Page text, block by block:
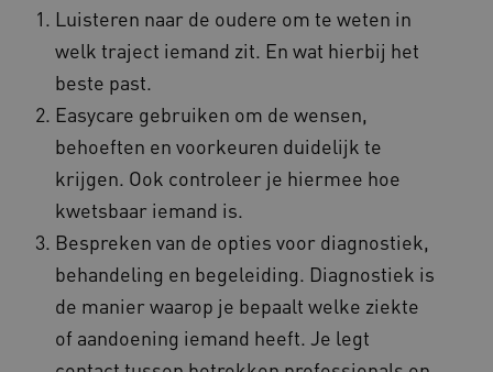
Luisteren naar de oudere om te weten in
welk traject iemand zit. En wat hierbij het
beste past.
Easycare gebruiken om de wensen,
behoeften en voorkeuren duidelijk te
krijgen. Ook controleer je hiermee hoe
kwetsbaar iemand is.
Bespreken van de opties voor diagnostiek,
behandeling en begeleiding. Diagnostiek is
de manier waarop je bepaalt welke ziekte
of aandoening iemand heeft. Je legt